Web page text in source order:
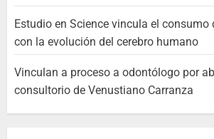
Estudio en Science vincula el consumo
con la evolución del cerebro humano
Vinculan a proceso a odontólogo por
consultorio de Venustiano Carranza